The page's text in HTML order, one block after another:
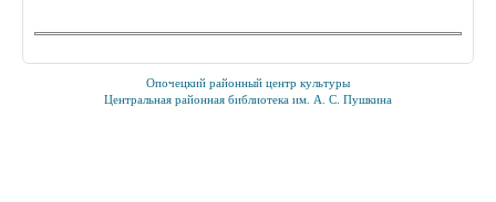
Опочецкий районный центр культуры
Центральная районная библиотека им. А. С. Пушкина